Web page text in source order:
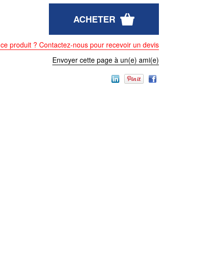
produit ? Contactez-nous pour recevoir un devis
Envoyer cette page à un(e) ami(e)